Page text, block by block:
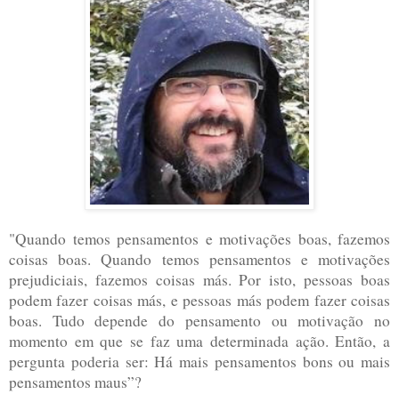
"Quando temos pensamentos e motivações boas, fazemos
coisas boas. Quando temos pensamentos e motivações
prejudiciais, fazemos coisas más. Por isto, pessoas boas
podem fazer coisas más, e pessoas más podem fazer coisas
boas. Tudo depende do pensamento ou motivação no
momento em que se faz uma determinada ação. Então, a
pergunta poderia ser: Há mais pensamentos bons ou mais
pensamentos maus”?